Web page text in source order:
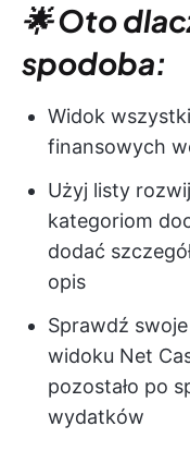
🌟 Oto
spodoba:
Widok
finansowych
Użyj listy
kategoriom
dodać
opis
Sprawdź
widoku Net
pozostało po
wydatków